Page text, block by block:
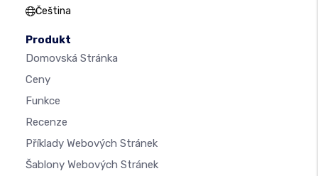
Čeština
Produkt
Domovská Stránka
Ceny
Funkce
Recenze
Příklady Webových Stránek
Šablony Webových Stránek